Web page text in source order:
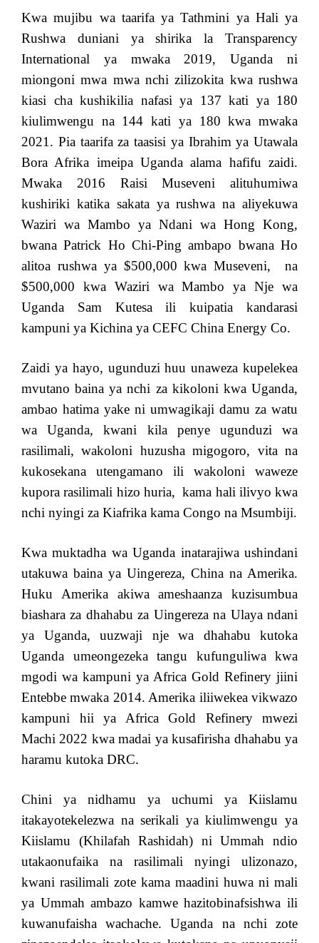
Kwa mujibu wa taarifa ya Tathmini ya Hali ya
Rushwa duniani ya shirika la Transparency
International ya mwaka 2019, Uganda ni
miongoni mwa mwa nchi zilizokita kwa rushwa
kiasi cha kushikilia nafasi ya 137 kati ya 180
kiulimwengu na 144 kati ya 180 kwa mwaka
2021. Pia taarifa za taasisi ya Ibrahim ya Utawala
Bora Afrika imeipa Uganda alama hafifu zaidi.
Mwaka 2016 Raisi Museveni alituhumiwa
kushiriki katika sakata ya rushwa na aliyekuwa
Waziri wa Mambo ya Ndani wa Hong Kong,
bwana Patrick Ho Chi-Ping ambapo bwana Ho
alitoa rushwa ya $500,000 kwa Museveni, na
$500,000 kwa Waziri wa Mambo ya Nje wa
Uganda Sam Kutesa ili kuipatia kandarasi
kampuni ya Kichina ya CEFC China Energy Co.
Zaidi ya hayo, ugunduzi huu unaweza kupelekea
mvutano baina ya nchi za kikoloni kwa Uganda,
ambao hatima yake ni umwagikaji damu za watu
wa Uganda, kwani kila penye ugunduzi wa
rasilimali, wakoloni huzusha migogoro, vita na
kukosekana utengamano ili wakoloni waweze
kupora rasilimali hizo huria, kama hali ilivyo kwa
nchi nyingi za Kiafrika kama Congo na Msumbiji.
Kwa muktadha wa Uganda inatarajiwa ushindani
utakuwa baina ya Uingereza, China na Amerika.
Huku Amerika akiwa ameshaanza kuzisumbua
biashara za dhahabu za Uingereza na Ulaya ndani
ya Uganda, uuzwaji nje wa dhahabu kutoka
Uganda umeongezeka tangu kufunguliwa kwa
mgodi wa kampuni ya Africa Gold Refinery jiini
Entebbe mwaka 2014. Amerika iliiwekea vikwazo
kampuni hii ya Africa Gold Refinery mwezi
Machi 2022 kwa madai ya kusafirisha dhahabu ya
haramu kutoka DRC.
Chini ya nidhamu ya uchumi ya Kiislamu
itakayotekelezwa na serikali ya kiulimwengu ya
Kiislamu (Khilafah Rashidah) ni Ummah ndio
utakaonufaika na rasilimali nyingi ulizonazo,
kwani rasilimali zote kama maadini huwa ni mali
ya Ummah ambazo kamwe hazitobinafsishwa ili
kuwanufaisha wachache. Uganda na nchi zote